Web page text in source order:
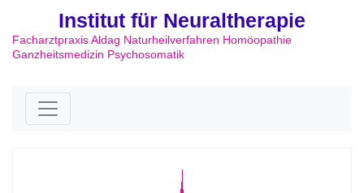
Institut für Neuraltherapie
Facharztpraxis Aldag Naturheilverfahren Homöopathie
Ganzheitsmedizin Psychosomatik